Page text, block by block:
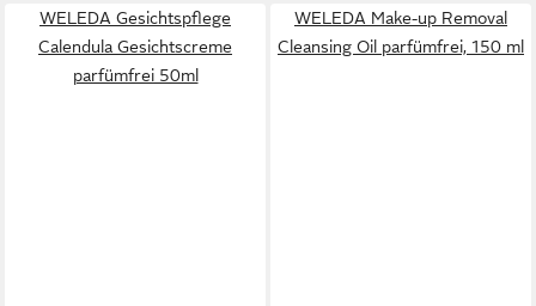
WELEDA Gesichtspflege
Calendula Gesichtscreme
parfümfrei 50ml
WELEDA Make-up Removal
Cleansing Oil parfümfrei, 150 ml